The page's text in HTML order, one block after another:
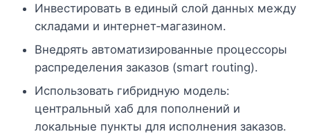
Инвестировать в единый слой данных между
складами и интернет‑магазином.
Внедрять автоматизированные процессоры
распределения заказов (smart routing).
Использовать гибридную модель:
центральный хаб для пополнений и
локальные пункты для исполнения заказов.